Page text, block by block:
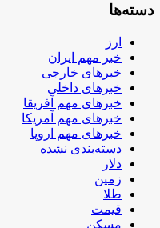
دسته‌ها
ارز
خبر مهم ایران
خبرهای خارجی
خبرهای داخلی
خبرهای مهم آفریقا
خبرهای مهم آمریکا
خبرهای مهم اروپا
دسته‌بندی نشده
دلار
زمین
طلا
قیمت
مسکن